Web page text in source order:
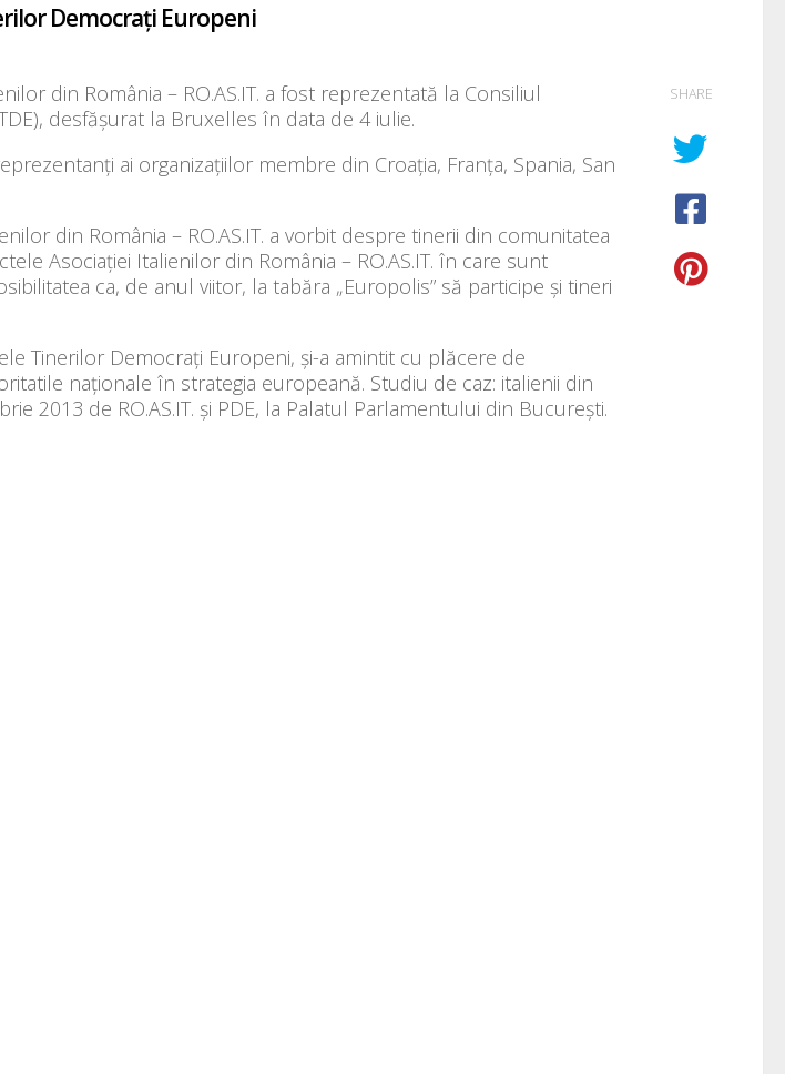
Democrați Europeni
din România – RO.AS.IT. a fost reprezentată la Consiliul
desfășurat la Bruxelles în data de 4 iulie.
ai organizațiilor membre din Croația, Franța, Spania, San
din România – RO.AS.IT. a vorbit despre tinerii din comunitatea
Asociației Italienilor din România – RO.AS.IT. în care sunt
ca, de anul viitor, la tabăra „Europolis” să participe și tineri
Tinerilor Democrați Europeni, și-a amintit cu plăcere de
naționale în strategia europeană. Studiu de caz: italienii din
2013 de RO.AS.IT. și PDE, la Palatul Parlamentului din București.
SHARE